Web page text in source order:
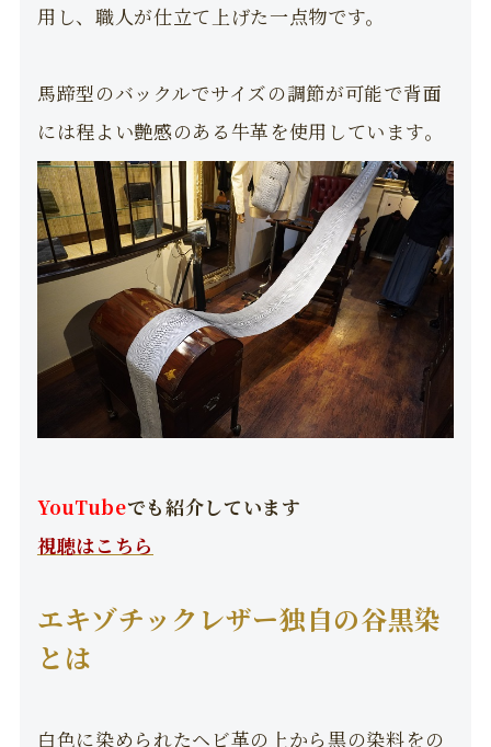
用し、職人が仕立て上げた一点物です。
馬蹄型のバックルでサイズの調節が可能で背面
には程よい艶感のある牛革を使用しています。
YouTubeでも紹介しています
視聴はこちら
エキゾチックレザー独自の谷黒染
とは
白色に染められたヘビ革の上から黒の染料をの